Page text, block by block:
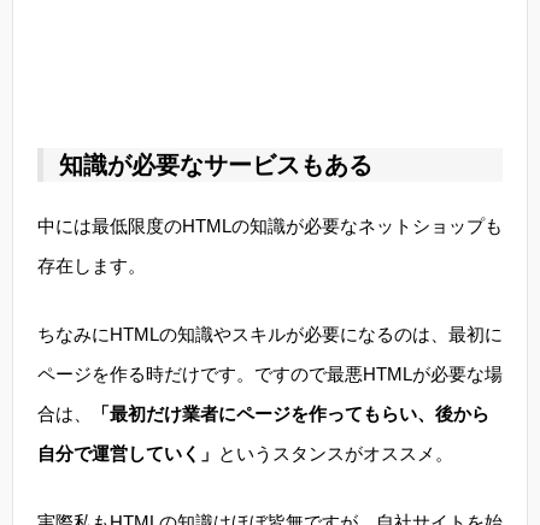
知識が必要なサービスもある
中には最低限度のHTMLの知識が必要なネットショップも
存在します。
ちなみにHTMLの知識やスキルが必要になるのは、最初に
ページを作る時だけです。ですので最悪HTMLが必要な場
合は、
「最初だけ業者にページを作ってもらい、後から
自分で運営していく」 というスタンスがオススメ。